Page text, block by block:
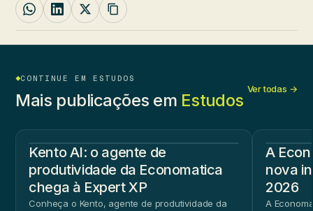
CONTINUE EM ESTUDOS
Mais publicações em Estudos
Ver todas →
Kento AI: o agente de
produtividade da Economatica
chega à Expert XP
Conheça o Kento, agente de produtividade da
A
nova
2026
A